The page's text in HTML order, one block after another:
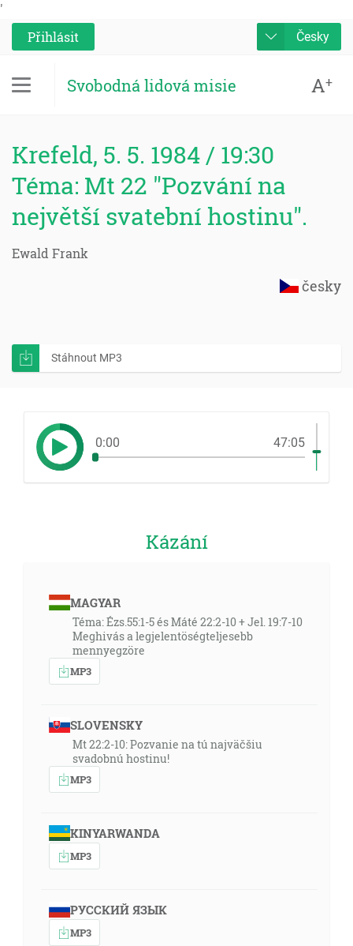
'
Přihlásit
Česky
Svobodná lidová misie A+
Krefeld, 5. 5. 1984 / 19:30
Téma: Mt 22 "Pozvání na
největší svatební hostinu".
Ewald Frank
česky
Stáhnout MP3
0:00 47:05
Kázání
MAGYAR
Téma: Ézs.55:1-5 és Máté 22:2-10 + Jel. 19:7-10
Meghivás a legjelentöségteljesebb
mennyegzöre
MP3
SLOVENSKY
Mt 22:2-10: Pozvanie na tú najväčšiu
svadobnú hostinu!
MP3
KINYARWANDA
MP3
РУССКИЙ ЯЗЫК
MP3